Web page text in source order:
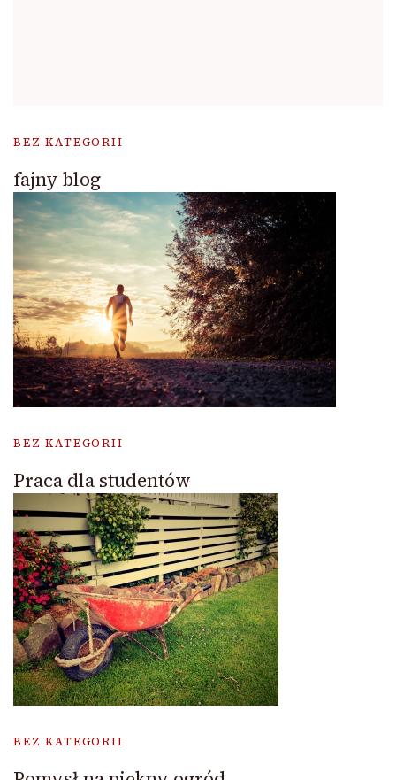
BEZ KATEGORII
fajny blog
BEZ KATEGORII
Praca dla studentów
BEZ KATEGORII